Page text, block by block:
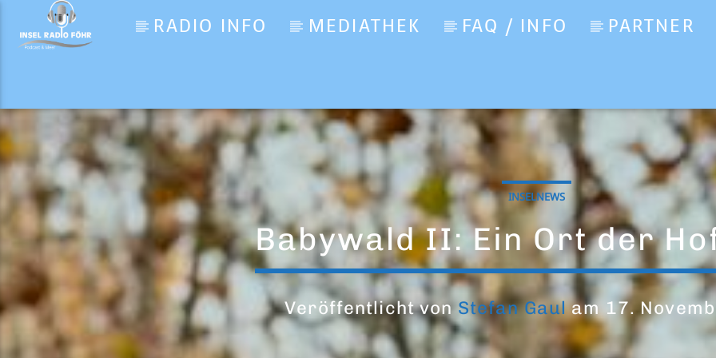
RADIO INFO MEDIATHEK FAQ / INFO PARTNER
Aktueller Titel
Der letzte Tanz
Bosse
INSELNEWS
Babywald II: Ein Ort der
Veröffentlicht von Stefan Gaulam 17.